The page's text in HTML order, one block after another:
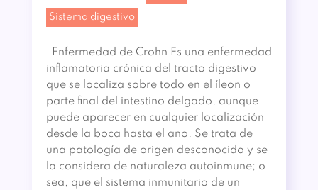
Sistema digestivo
Enfermedad de Crohn Es una enfermedad
inflamatoria crónica del tracto digestivo
que se localiza sobre todo en el íleon o
parte final del intestino delgado, aunque
puede aparecer en cualquier localización
desde la boca hasta el ano. Se trata de
una patología de origen desconocido y se
la considera de naturaleza autoinmune; o
sea, que el sistema inmunitario de un